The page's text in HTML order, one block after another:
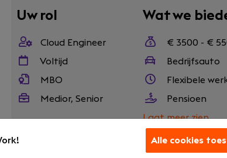
Uw rol
Cloud Engineer
Voltijd
MBO
Medior, Senior
Wat we
€ 3500 - €
Bedrijfsauto
Flexibele
Pensioen
Laat meer zien
Alle cookies